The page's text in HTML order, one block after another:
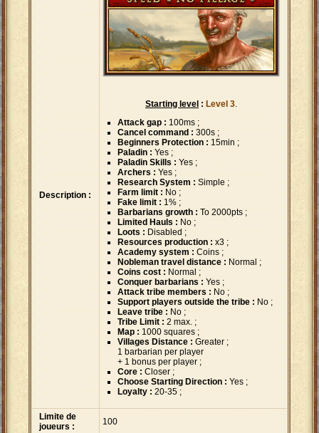
Description :
Starting level : Level 3.
Attack gap : 100ms ;
Cancel command : 300s ;
Beginners Protection : 15min ;
Paladin : Yes ;
Paladin Skills : Yes ;
Archers : Yes ;
Research System : Simple ;
Farm limit : No ;
Fake limit : 1% ;
Barbarians growth : To 2000pts ;
Limited Hauls : No ;
Loots : Disabled ;
Resources production : x3 ;
Academy system : Coins ;
Nobleman travel distance : Normal ;
Coins cost : Normal ;
Conquer barbarians : Yes ;
Attack tribe members : No ;
Support players outside the tribe : No ;
Leave tribe : No ;
Tribe Limit : 2 max. ;
Map : 1000 squares ;
Villages Distance : Greater ;
1 barbarian per player
+ 1 bonus per player ;
Core : Closer ;
Choose Starting Direction : Yes ;
Loyalty : 20-35 ;
Limite de
joueurs :
100